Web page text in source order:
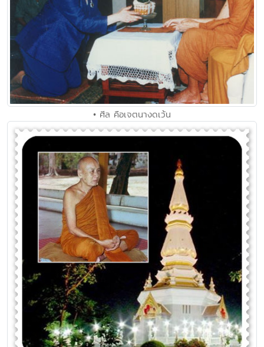
• ศีล คือเจตนางดเว้น